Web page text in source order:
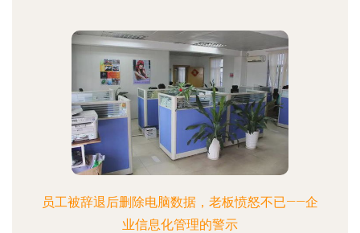
员工被辞退后删除电脑数据，老板愤怒不已——企
业信息化管理的警示